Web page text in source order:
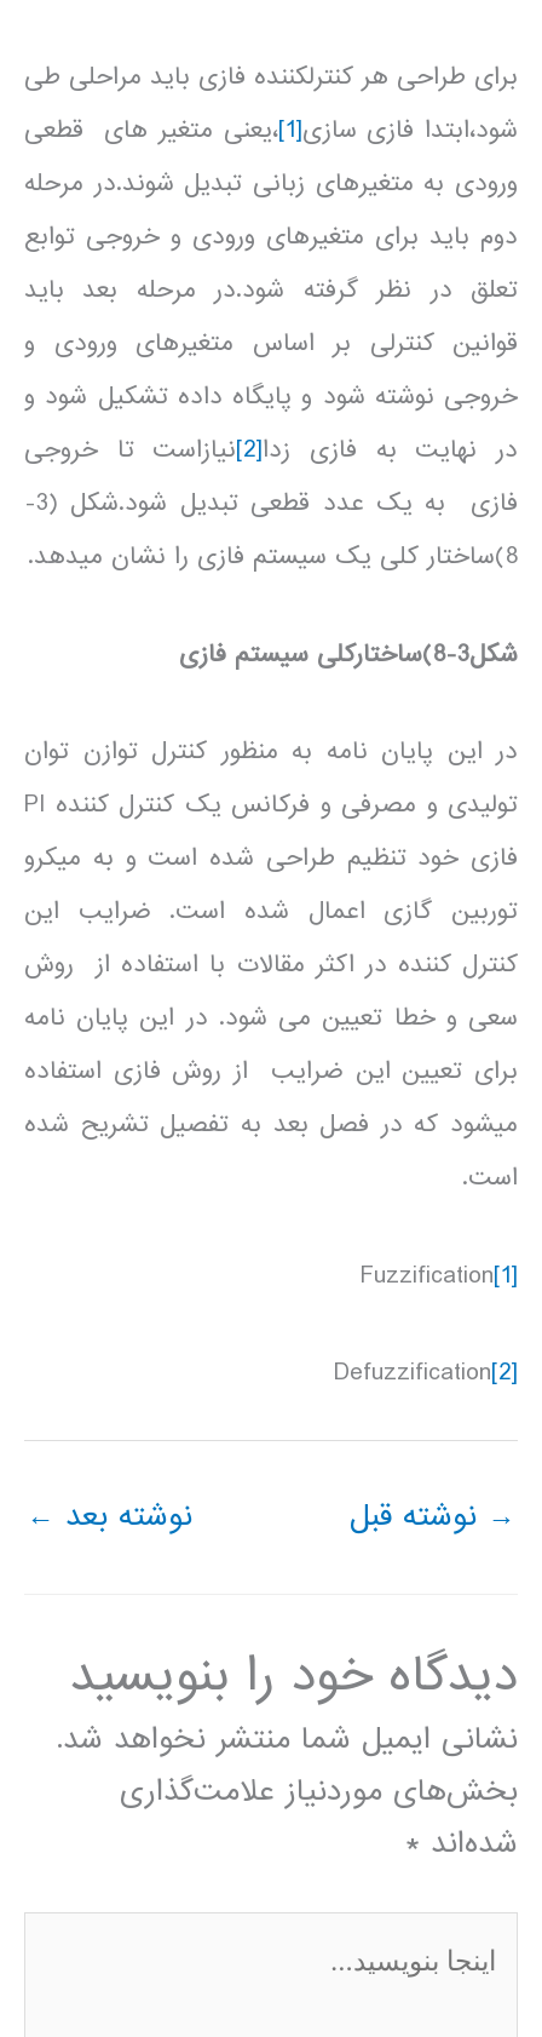
برای طراحی هر کنترل­کننده فازی باید مراحلی طی
شود،ابتدا فازی سازی[1] ،یعنی متغیر های قطعی
ورودی به متغیرهای زبانی تبدیل شوند.در مرحله
دوم باید برای متغیرهای ورودی و خروجی توابع
تعلق در نظر گرفته شود.در مرحله بعد باید
قوانین کنترلی بر اساس متغیرهای ورودی و
خروجی نوشته شود و پایگاه داده تشکیل شود و
در نهایت به فازی زدا[2] نیازاست تا خروجی
فازی به یک عدد قطعی تبدیل شود.شکل (3-
8)ساختار کلی یک سیستم فازی را نشان می­دهد.
شکل3-8)ساختارکلی سیستم فازی
در این پایان نامه به منظور کنترل توازن توان
تولیدی و مصرفی و فرکانس یک کنترل کننده PI
فازی خود تنظیم طراحی شده است و به میکرو
توربین گازی اعمال شده است. ضرایب این
کنترل کننده در اکثر مقالات با استفاده از روش
سعی و خطا تعیین می شود. در این پایان نامه
برای تعیین این ضرایب از روش فازی استفاده
می­شود که در فصل بعد به تفصیل تشریح شده
است.
[1]
Fuzzification
[2]
Defuzzification
→ نوشته قبل نوشته بعد ←
دیدگاه‌ خود را بنویسید
نشانی ایمیل شما منتشر نخواهد شد.
بخش‌های موردنیاز علامت‌گذاری
شده‌اند *
اینجا
بنویسید…